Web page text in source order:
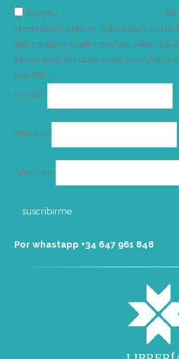
Acepto
electrónico solo se utiliza para
informativo e información sobre las
Puede usar el enlace para cancelar la
boletín. >
E-mail*
Nombre
Apellidos
Por whastapp +34 ‭647 961 848‬